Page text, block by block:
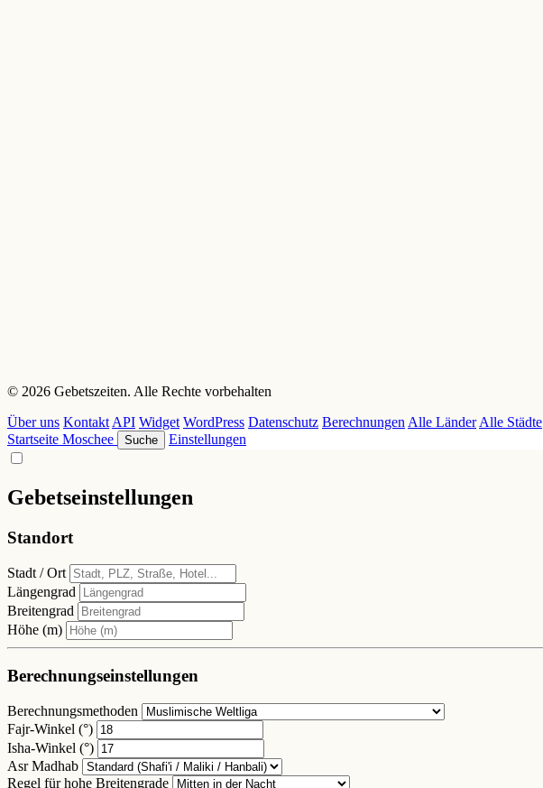
© 2026 Gebetszeiten. Alle Rechte vorbehalten
Über uns Kontakt API Widget WordPress Datenschutz Berechnungen Alle Länder Alle Städte
Startseite Moschee Suche Einstellungen
Gebetseinstellungen
Standort
Stadt / Ort
Längengrad
Breitengrad
Höhe (m)
Berechnungseinstellungen
Berechnungsmethoden
Fajr-Winkel (°)
Isha-Winkel (°)
Asr Madhab
Regel für hohe Breitengrade